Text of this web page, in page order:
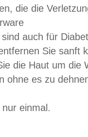
die die
auch für
Sie sanft
die Haut um die
ohne es zu
einmal.